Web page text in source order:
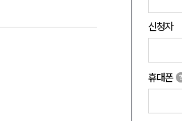
신청자
휴대폰